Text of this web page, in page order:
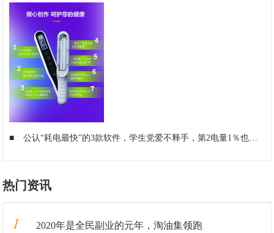
■ 公认“耗电最快”的3款软件，学生党爱不释手，第2电量1％也要玩
热门资讯
1 2020年是全民副业的元年，淘油集领跑